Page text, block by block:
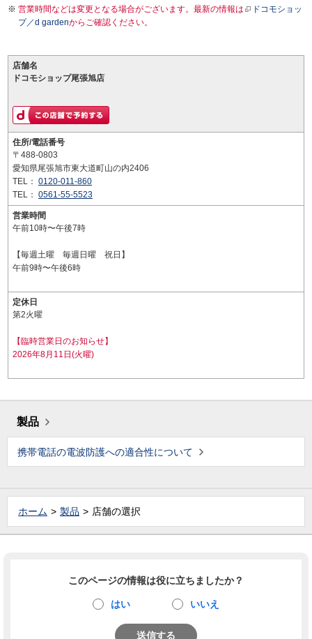
営業時間などは変更となる場合がございます。最新の情報は
ドコモショッ
プ／d gardenからご確認ください。
店舗名
ドコモショップ尾張旭店
住所/電話番号
〒488-0803
愛知県尾張旭市東大道町山の内2406
TEL： 0120-011-860
TEL： 0561-55-5523
営業時間
午前10時〜午後7時
【毎週土曜 毎週日曜 祝日】
午前9時〜午後6時
定休日
第2火曜
【臨時営業日のお知らせ】
2026年8月11日(火曜)
製品
携帯電話の電波防護への適合性について
ホーム 製品 店舗の選択
このページの情報は役に立ちましたか？
はい いいえ
送信する